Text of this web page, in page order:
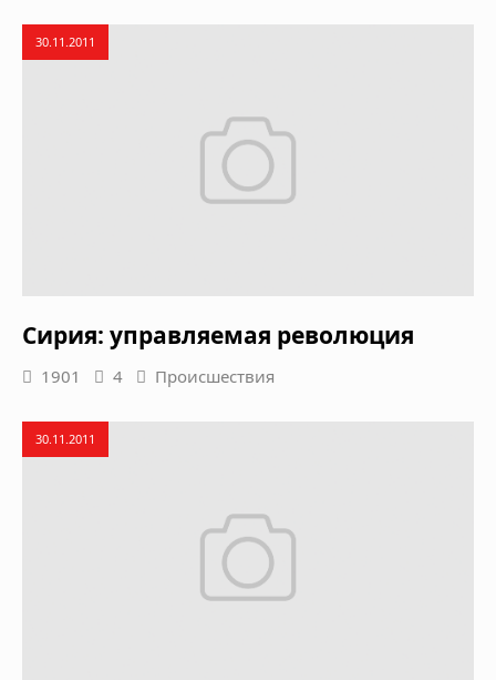
30.11.2011
Сирия: управляемая революция
1901 4 Происшествия
30.11.2011